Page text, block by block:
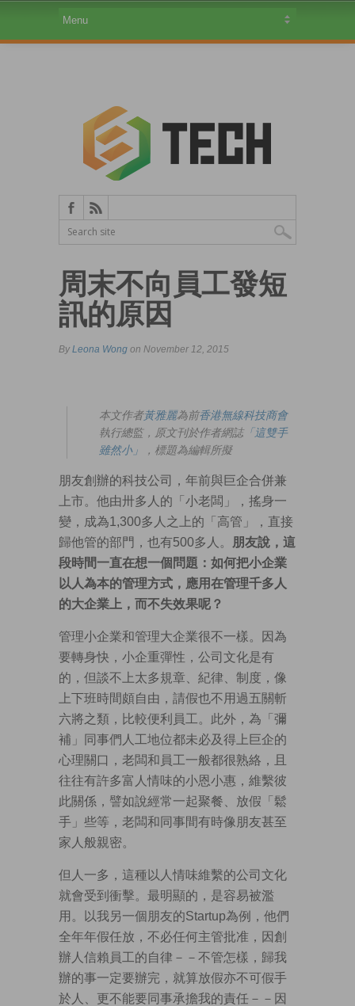
周末不向員工發短
訊的原因
By Leona Wong on November 12, 2015
本文作者黃雅麗為前香港無線科技商會
執行總監，原文刊於作者網誌「這雙手
雖然小」
，標題為編輯所擬
朋友創辦的科技公司，年前與巨企合併兼
上市。他由卅多人的「小老闆」，搖身一
變，成為1,300多人之上的「高管」，直接
歸他管的部門，也有500多人。
朋友說，這
段時間一直在想一個問題：如何把小企業
以人為本的管理方式，應用在管理千多人
的大企業上，而不失效果呢？
管理小企業和管理大企業很不一樣。因為
要轉身快，小企重彈性，公司文化是有
的，但談不上太多規章、紀律、制度，像
上下班時間頗自由，請假也不用過五關斬
六將之類，比較便利員工。此外，為「彌
補」同事們人工地位都未必及得上巨企的
心理關口，老闆和員工一般都很熟絡，且
往往有許多富人情味的小恩小惠，維繫彼
此關係，譬如說經常一起聚餐、放假「鬆
手」些等，老闆和同事間有時像朋友甚至
家人般親密。
但人一多，這種以人情味維繫的公司文化
就會受到衝擊。最明顯的，是容易被濫
用。以我另一個朋友的Startup為例，他們
全年年假任放，不必任何主管批准，因創
辦人信賴員工的自律－－不管怎樣，歸我
辦的事一定要辦完，就算放假亦不可假手
於人、更不能要同事承擔我的責任－－因